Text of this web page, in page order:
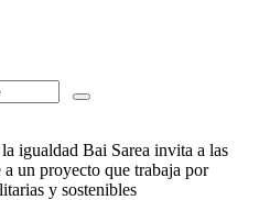
igualdad Bai Sarea invita a las
a un proyecto que trabaja por
y sostenibles